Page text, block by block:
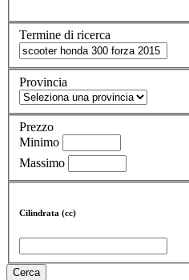
Termine di ricerca
Provincia
Prezzo
Minimo
Massimo
Cilindrata (cc)
Cerca